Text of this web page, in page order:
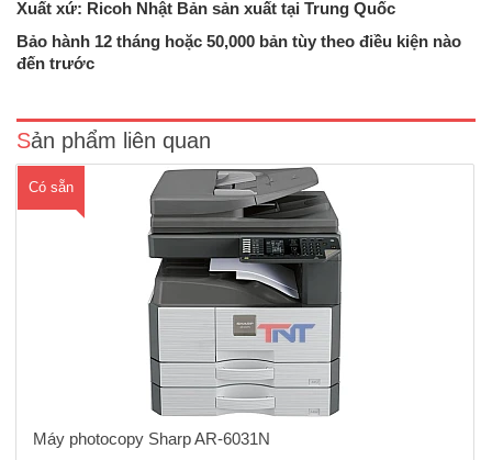
Xuất xứ: Ricoh Nhật Bản sản xuất tại Trung Quốc
Bảo hành 12 tháng hoặc 50,000 bản tùy theo điều kiện nào
đến trước
Sản phẩm liên quan
Có sẵn
Máy photocopy Sharp AR-6031N- Chức năng chính : Copy- in mạng-
scan màu- in 2 mặt- chia bộ điện tử- Tốc độ : 31 trang /phút - Độ phân
giải : 600x600dpi, Chia bộ điện tử lắp sẵn- Bộ tự động đảo bản sao
Máy photocopy Sharp AR-6031N